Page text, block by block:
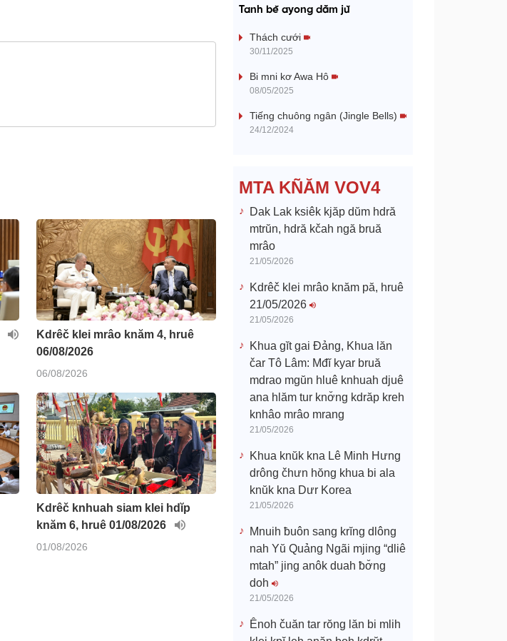
Kdrêč klei mrâo knăm 4, hruê
06/08/2026
06/08/2026
Kdrêč knhuah siam klei hdĭp
knăm 6, hruê 01/08/2026
01/08/2026
a
V
o
Tanh bĕ ayong dăm jŭ
Thách cưới
30/11/2025
Bi mni kơ Awa Hô
08/05/2025
Tiếng chuông ngân (Jingle Bells)
24/12/2024
MTA KÑĂM VOV4
Dak Lak ksiêk kjăp dŭm hdră
mtrŭn, hdră kčah ngă bruă
mrâo
21/05/2026
Kdrêč klei mrâo knăm pă, hruê
21/05/2026
21/05/2026
Khua gĭt gai Đảng, Khua lăn
čar Tô Lâm: Mđĭ kyar bruă
mdrao mgŭn hluê knhuah djuê
ana hlăm tur knơ̆ng kdrăp kreh
knhâo mrâo mrang
21/05/2026
Khua knŭk kna Lê Minh Hưng
drông čhưn hŏng khua bi ala
knŭk kna Dưr Korea
21/05/2026
Mnuih ƀuôn sang krĭng dlông
nah Yŭ Quảng Ngãi mjing “dliê
mtah” jing anôk duah ƀơ̆ng
doh
21/05/2026
Ênoh čuăn tar rŏng lăn bi mlih